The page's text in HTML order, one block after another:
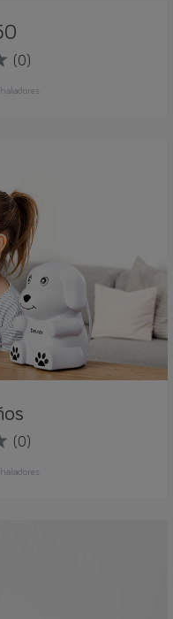
(0)
(0)